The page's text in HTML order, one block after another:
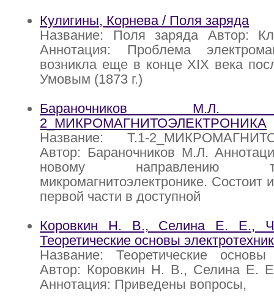
Кулигины, Корнева / Поля заряда
Название: Поля заряда Автор:
Аннотация: Проблема
возникла еще в конце XIX века
Умовым (1873 г.)
Бараночников
2_МИКРОМАГНИТОЭЛЕКТРОНИКА
Название: Т.1-
Автор: Бараночников М.Л.
новому направлению
микромагнитоэлектронике. Состоит
первой части в доступной
Коровкин Н. В., Селина Е. Е.,
Теоретические основы
Название: Теоретические основы
Автор: Коровкин Н. В., Селина Е.
Аннотация: Приведены вопросы,